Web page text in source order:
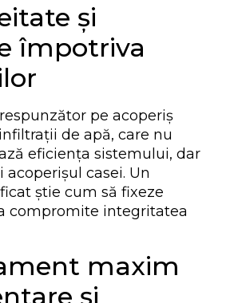
și
împotriva
pe acoperiș
de apă, care nu
eficiența sistemului, dar
acoperișul casei. Un
știe cum să fixeze
compromite integritatea
maxim
și